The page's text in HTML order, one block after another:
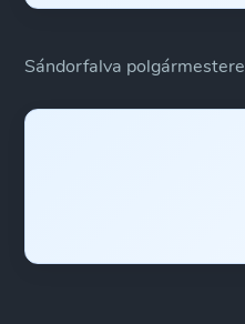
Sándorfalva polgármestere